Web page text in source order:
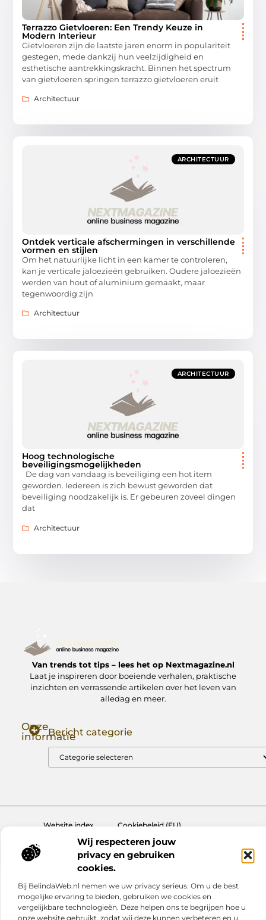
Wij respecteren jouw
privacy en gebruiken
cookies.
Bij BelindaWeb.nl nemen we uw privacy serieus. Om u de best
mogelijke ervaring te bieden, gebruiken we cookies en
vergelijkbare technologieën. Deze helpen ons te begrijpen hoe u
onze website gebruikt, zodat wij deze kunnen verbeteren en u
Terrazzo Gietvloeren: Een Trendy Keuze in
Modern Interieur
Gietvloeren zijn de laatste jaren enorm in populariteit
gestegen, mede dankzij hun veelzijdigheid en
esthetische aantrekkingskracht. Binnen het spectrum
van gietvloeren springen terrazzo gietvloeren eruit
Architectuur
ARCHITECTUUR
Ontdek verticale afschermingen in verschillende
vormen en stijlen
Om het natuurlijke licht in een kamer te controleren,
kan je verticale jaloezieën gebruiken. Oudere jaloezieën
werden van hout of aluminium gemaakt, maar
tegenwoordig zijn
Architectuur
ARCHITECTUUR
Hoog technologische
beveiligingsmogelijkheden
De dag van vandaag is beveiliging een hot item
geworden. Iedereen is zich bewust geworden dat
beveiliging noodzakelijk is. Er gebeuren zoveel dingen
dat
Architectuur
Van trends tot tips – lees het op Nextmagazine.nl
Laat je inspireren door boeiende verhalen, praktische
inzichten en verrassende artikelen over het leven van
alledag en meer.
Onze
informatieBericht categorie
Website index
Cookiebeleid (EU)
@2025 www.nextmagazine.nl. All Right Reserved.